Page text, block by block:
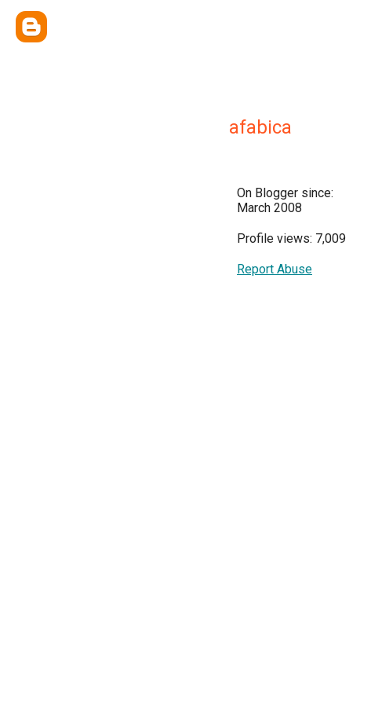
afabica
On Blogger since:
March 2008
Profile views: 7,009
Report Abuse